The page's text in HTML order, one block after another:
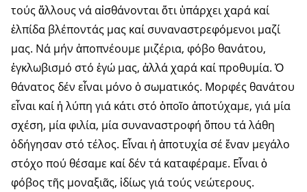
τούς ἄλλους νά αἰσθάνονται ὅτι ὑπάρχει χαρά καί
ἐλπίδα βλέποντάς μας καί συναναστρεφόμενοι μαζί
μας. Νά μήν ἀποπνέουμε μιζέρια, φόβο θανάτου,
ἐγκλωβισμό στό ἐγώ μας, ἀλλά χαρά καί προθυμία. Ὁ
θάνατος δέν εἶναι μόνο ὁ σωματικός. Μορφές θανάτου
εἶναι καί ἡ λύπη γιά κάτι στό ὁποῖο ἀποτύχαμε, γιά μία
σχέση, μία φιλία, μία συναναστροφή ὅπου τά λάθη
ὁδήγησαν στό τέλος. Εἶναι ἡ ἀποτυχία σέ ἕναν μεγάλο
στόχο πού θέσαμε καί δέν τά καταφέραμε. Εἶναι ὁ
φόβος τῆς μοναξιᾶς, ἰδίως γιά τούς νεώτερους.